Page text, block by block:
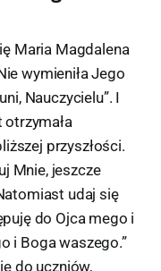
Maria Magdalena
wymieniła Jego
Nauczycielu”. I
przyszłości.
Mnie, jeszcze
udaj się
do Ojca mego i
i Boga waszego.”
do uczniów,